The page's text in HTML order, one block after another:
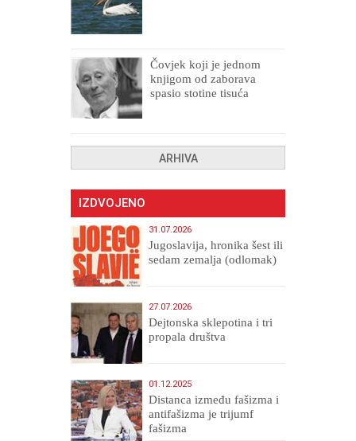
Čovjek koji je jednom
knjigom od zaborava
spasio stotine tisuća
ARHIVA
IZDVOJENO
31.07.2026
Jugoslavija, hronika šest ili
sedam zemalja (odlomak)
27.07.2026
Dejtonska sklepotina i tri
propala društva
01.12.2025
Distanca između fašizma i
antifašizma je trijumf
fašizma